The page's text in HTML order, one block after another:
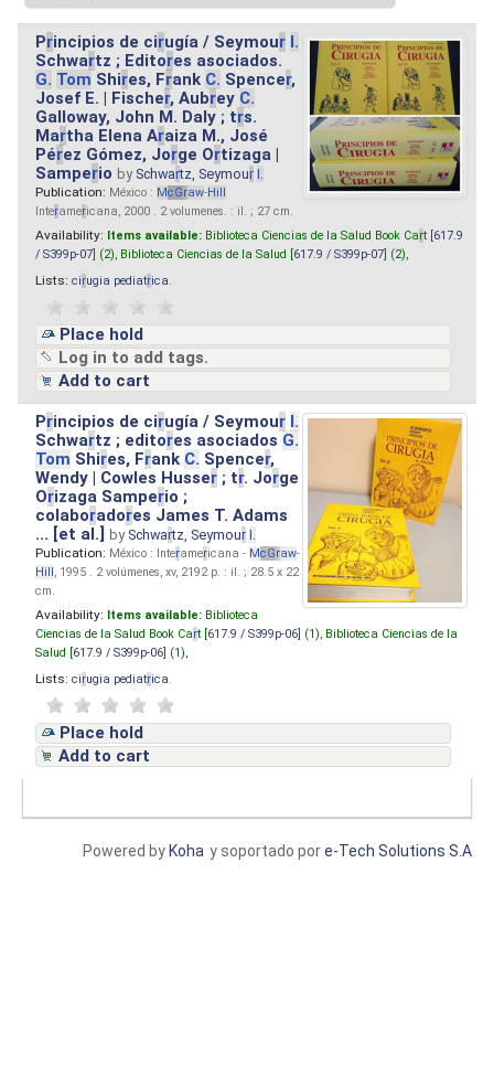
Principios de cirugía / Seymour I.
Schwartz ; Editores asociados.
G. Tom Shires, Frank C. Spencer,
Josef E. | Fischer, Aubrey C.
Galloway, John M. Daly ; trs.
Martha Elena Araiza M., José
Pérez Gómez, Jorge Ortizaga |
Samperio by Schwartz, Seymour I.
Publication: México : McGraw-Hill
Interamericana, 2000 . 2 volumenes. : il. ; 27 cm.
Availability: Items available: Biblioteca Ciencias de la Salud Book Cart [ 617.9
/ S399p-07 ] (2), Biblioteca Ciencias de la Salud [ 617.9 / S399p-07 ] (2),
Lists: cirugia pediatrica
Place hold
Log in to add tags.
Add to cart
Principios de cirugía / Seymour I.
Schwartz ; editores asociados G.
Tom Shires, Frank C. Spencer,
Wendy | Cowles Husser ; tr. Jorge
Orizaga Samperio ;
colaboradores James T. Adams
... [et al.]by Schwartz, Seymour I.
Publication: México : Interamericana - McGraw-
Hill, 1995 . 2 volúmenes, xv, 2192 p. : il. ; 28.5 x 22
cm.
Availability: Items available: Biblioteca
Ciencias de la Salud Book Cart [ 617.9 / S399p-06 ] (1), Biblioteca Ciencias de la
Salud [ 617.9 / S399p-06 ] (1),
Lists: cirugia pediatrica
Place hold
Add to cart
y soportado pore-Tech Solutions S.A
Powered by Koha